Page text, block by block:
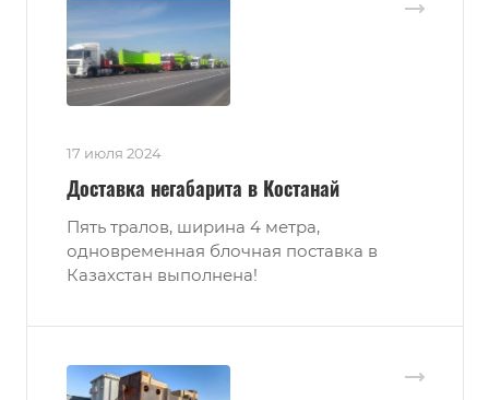
17 июля 2024
Доставка негабарита в Костанай
Пять тралов, ширина 4 метра,
одновременная блочная поставка в
Казахстан выполнена!